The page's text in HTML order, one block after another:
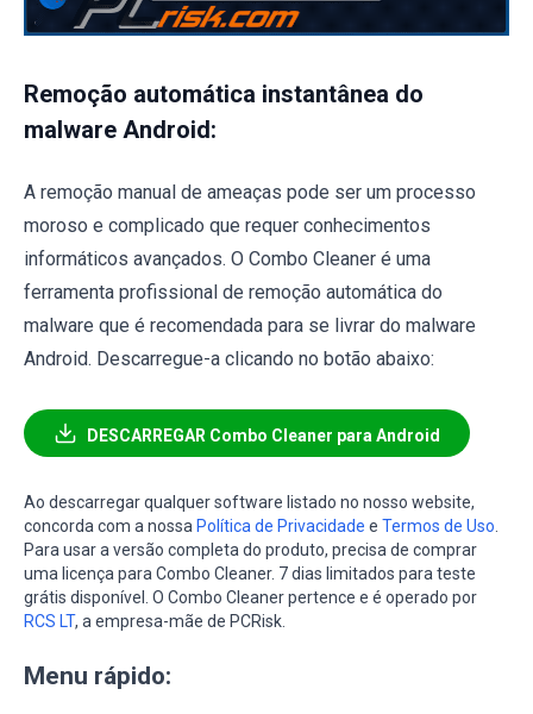
Remoção automática instantânea do
malware Android:
A remoção manual de ameaças pode ser um processo
moroso e complicado que requer conhecimentos
informáticos avançados. O Combo Cleaner é uma
ferramenta profissional de remoção automática do
malware que é recomendada para se livrar do malware
Android. Descarregue-a clicando no botão abaixo:
DESCARREGAR Combo Cleaner para Android
Ao descarregar qualquer software listado no nosso website,
concorda com a nossa Política de Privacidade e Termos de Uso
Para usar a versão completa do produto, precisa de comprar
uma licença para Combo Cleaner. 7 dias limitados para teste
grátis disponível. O Combo Cleaner pertence e é operado por
RCS LT, a empresa-mãe de PCRisk.
Menu rápido: